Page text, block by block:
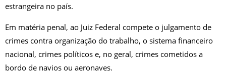
estrangeira no país.
Em matéria penal, ao Juiz Federal compete o julgamento de
crimes contra organização do trabalho, o sistema financeiro
nacional, crimes políticos e, no geral, crimes cometidos a
bordo de navios ou aeronaves.